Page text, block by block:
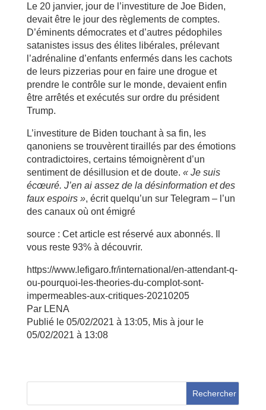
Le 20 janvier, jour de l’investiture de Joe Biden,
devait être le jour des règlements de comptes.
D’éminents démocrates et d’autres pédophiles
satanistes issus des élites libérales, prélevant
l’adrénaline d’enfants enfermés dans les cachots
de leurs pizzerias pour en faire une drogue et
prendre le contrôle sur le monde, devaient enfin
être arrêtés et exécutés sur ordre du président
Trump.
L’investiture de Biden touchant à sa fin, les
qanoniens se trouvèrent tiraillés par des émotions
contradictoires, certains témoignèrent d’un
sentiment de désillusion et de doute. « Je suis
écœuré. J’en ai assez de la désinformation et des
faux espoirs », écrit quelqu’un sur Telegram – l’un
des canaux où ont émigré
source : Cet article est réservé aux abonnés. Il
vous reste 93% à découvrir.
https://www.lefigaro.fr/international/en-attendant-q-
ou-pourquoi-les-theories-du-complot-sont-
impermeables-aux-critiques-20210205
Par LENA
Publié le 05/02/2021 à 13:05, Mis à jour le
05/02/2021 à 13:08